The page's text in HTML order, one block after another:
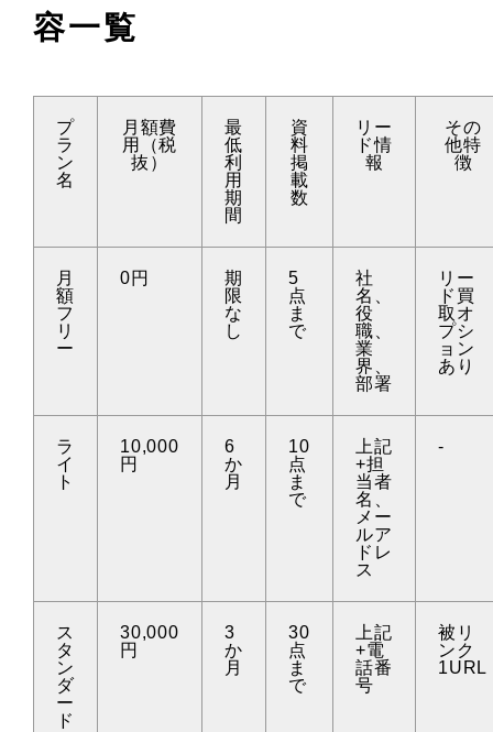
容一覧
プ
ラ
ン
名
月額費
用（税
抜）
最
低
利
用
期
間
資
料
掲
載
数
リー
ド情
報
その
他特
徴
月
額
フ
リ
ー
0円
期
限
な
し
5
点
ま
で
社
名、
役
職、
業
界、
部署
リー
ド買
取オ
プシ
ョン
あり
ラ
イ
ト
10,000
円
6
か
月
10
点
ま
で
上記
+担
当者
名、
メー
ルア
ドレ
ス
-
ス
タ
ン
ダ
ー
ド
30,000
円
3
か
月
30
点
ま
で
上記
+電
話番
号
被リ
ンク
1URL